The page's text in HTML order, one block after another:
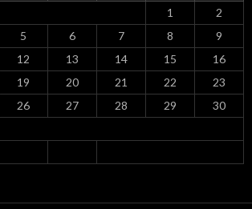
1
2
5 6 7 8
9
12 13 14 15
16
19 20 21 22
23
26 27 28 29
30